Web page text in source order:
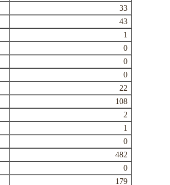
33
43
1
0
0
0
22
108
2
1
0
482
0
179